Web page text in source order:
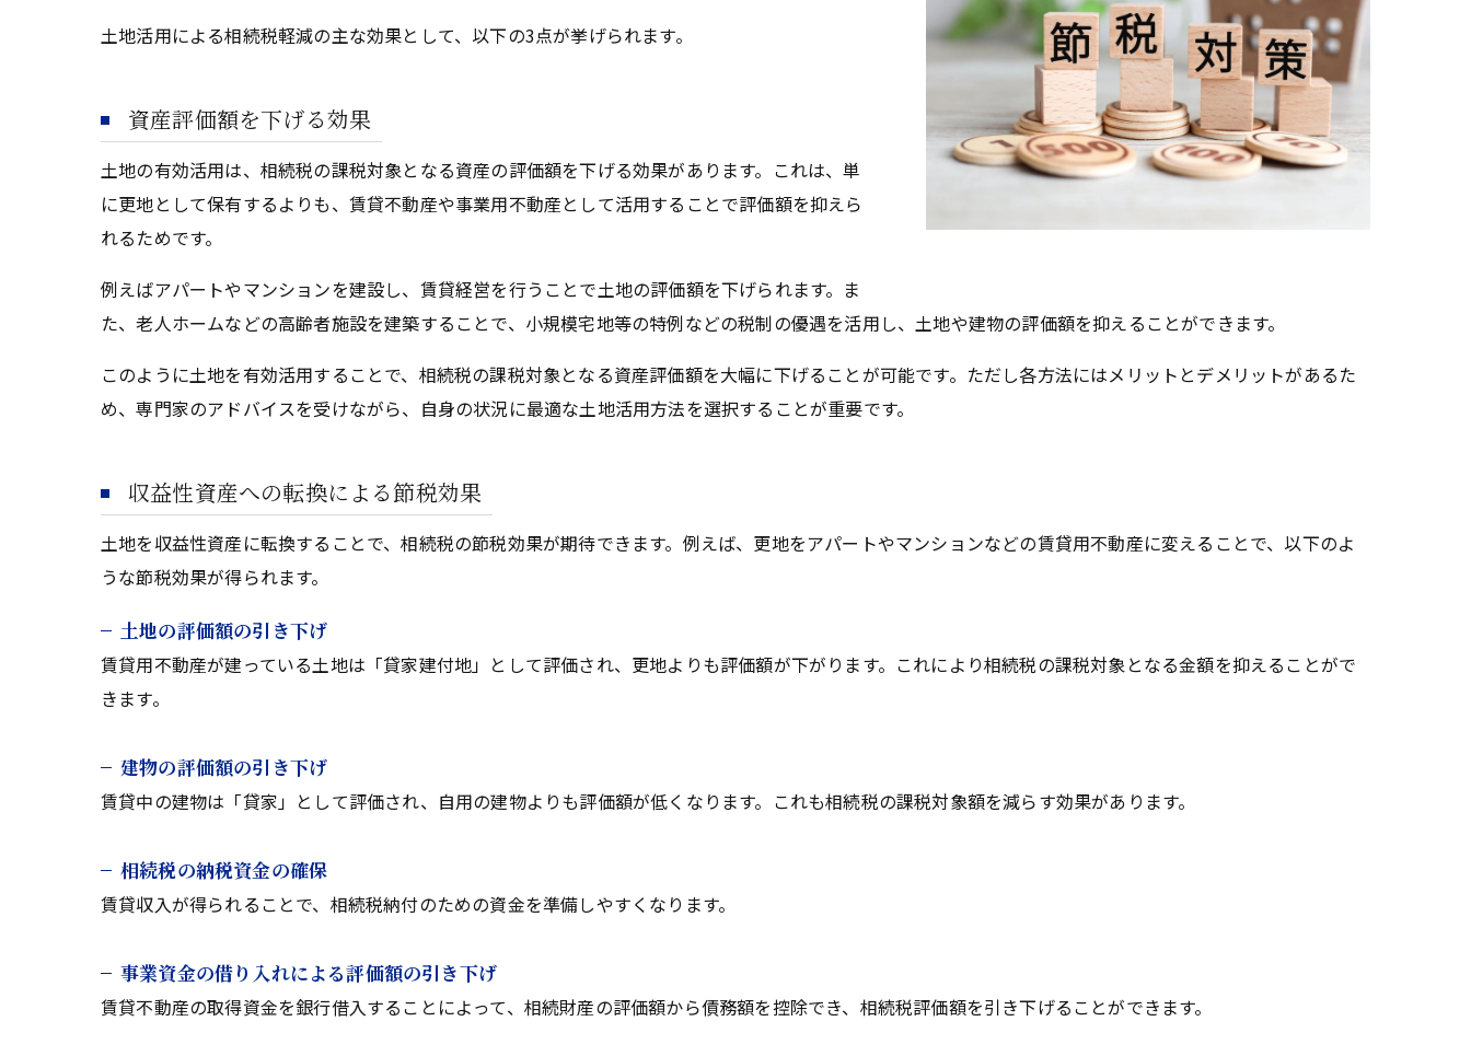
土地活用による相続税軽減の主な効果として、以下の3点が挙げられます。
資産評価額を下げる効果
土地の有効活用は、相続税の課税対象となる資産の評価額を下げる効果があります。これは、単
に更地として保有するよりも、賃貸不動産や事業用不動産として活用することで評価額を抑えら
れるためです。
例えばアパートやマンションを建設し、賃貸経営を行うことで土地の評価額を下げられます。ま
た、老人ホームなどの高齢者施設を建築することで、小規模宅地等の特例などの税制の優遇を活用し、土地や建物の評価額を抑えることができます。
このように土地を有効活用することで、相続税の課税対象となる資産評価額を大幅に下げることが可能です。ただし各方法にはメリットとデメリットがあるた
め、専門家のアドバイスを受けながら、自身の状況に最適な土地活用方法を選択することが重要です。
収益性資産への転換による節税効果
土地を収益性資産に転換することで、相続税の節税効果が期待できます。例えば、更地をアパートやマンションなどの賃貸用不動産に変えることで、以下のよ
うな節税効果が得られます。
土地の評価額の引き下げ
賃貸用不動産が建っている土地は「貸家建付地」として評価され、更地よりも評価額が下がります。これにより相続税の課税対象となる金額を抑えることがで
きます。
建物の評価額の引き下げ
賃貸中の建物は「貸家」として評価され、自用の建物よりも評価額が低くなります。これも相続税の課税対象額を減らす効果があります。
相続税の納税資金の確保
賃貸収入が得られることで、相続税納付のための資金を準備しやすくなります。
事業資金の借り入れによる評価額の引き下げ
賃貸不動産の取得資金を銀行借入することによって、相続財産の評価額から債務額を控除でき、相続税評価額を引き下げることができます。